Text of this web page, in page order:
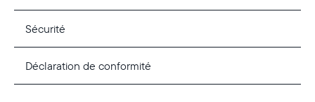
Sécurité
Déclaration de conformité